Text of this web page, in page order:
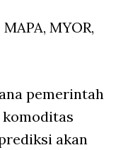
MYOR,
pemerintah
akan